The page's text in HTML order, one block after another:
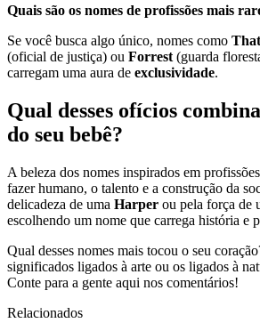
Quais são os nomes de profissões mais
Se você busca algo único, nomes como
(oficial de justiça) ou Forrest (guarda
carregam uma aura de exclusividade.
Qual desses ofícios
do seu bebê?
A beleza dos nomes inspirados em
fazer humano, o talento e a construção da
delicadeza de uma Harper ou pela força de
escolhendo um nome que carrega história e
Qual desses nomes mais tocou o seu
significados ligados à arte ou os ligados à
Conte para a gente aqui nos comentários!
Relacionados